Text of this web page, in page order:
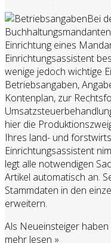
Bei
Einrichtung eines
Einrichtungsassistent
wenige jedoch wichtige
Betriebsangaben,
Kontenplan, zur
hier die
Ihres land- und
Einrichtungsassistent
legt alle notwendigen
Artikel automatisch an.
Stammdaten in den
erweitern.
Als Neueinsteiger haben
mehr lesen »